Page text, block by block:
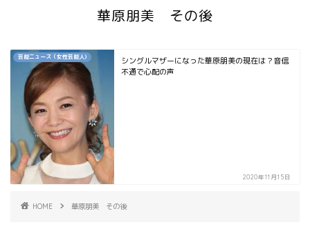
華原朋美 その後
芸能ニュース（女性芸能人)
シングルマザーになった華原朋美の現在は？音信
不通で心配の声
2020年11月15日
HOME 華原朋美 その後